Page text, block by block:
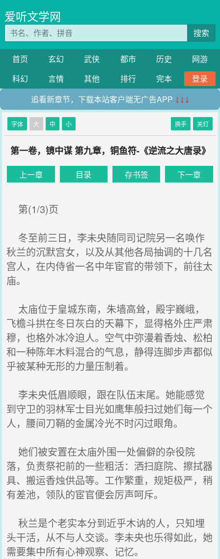
爱听文学网
搜索
首页 玄幻 武侠 都市 历史
网游
科幻
言情 其他 排行 完本
登录
追看新章节，下载本站客户端无广告APP ↓↓↓
字体 大 中 小 换手 关灯
第一卷，镜中谋 第九章，铜鱼符-《逆流之大唐录》
上一章 目录 存书签 下一章
第(1/3)页
冬至前三日，李未央随同司记院另一名唤作
秋兰的沉默宫女，以及从其他各局抽调的十几名
宫人，在内侍省一名中年宦官的带领下，前往太
庙。
太庙位于皇城东南，朱墙高耸，殿宇巍峨，
飞檐斗拱在冬日灰白的天幕下，显得格外庄严肃
穆，也格外冰冷迫人。空气中弥漫着香烛、松柏
和一种陈年木料混合的气息，静得连脚步声都似
乎被某种无形的力量压制着。
李未央低眉顺眼，跟在队伍末尾。她能感觉
到守卫的羽林军士目光如鹰隼般扫过她们每一个
人，腰间刀鞘的金属冷光不时闪过眼角。
她们被安置在太庙外围一处偏僻的杂役院
落，负责祭祀前的一些粗活：洒扫庭院、擦拭器
具、搬运香烛供品等。工作繁重，规矩极严，稍
有差池，领队的宦官便会厉声呵斥。
秋兰是个老实本分到近乎木讷的人，只知埋
头干活，从不与人交谈。李未央也乐得如此，她
需要集中所有心神观察、记忆。